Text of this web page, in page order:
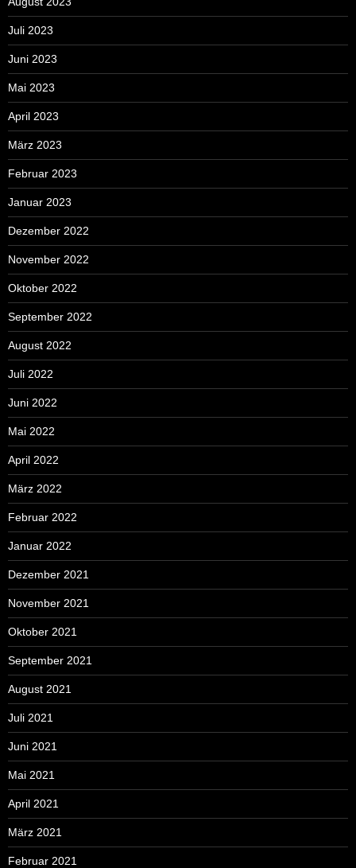
Juli 2023
Juni 2023
Mai 2023
April 2023
März 2023
Februar 2023
Januar 2023
Dezember 2022
November 2022
Oktober 2022
September 2022
August 2022
Juli 2022
Juni 2022
Mai 2022
April 2022
März 2022
Februar 2022
Januar 2022
Dezember 2021
November 2021
Oktober 2021
September 2021
August 2021
Juli 2021
Juni 2021
Mai 2021
April 2021
März 2021
Februar 2021